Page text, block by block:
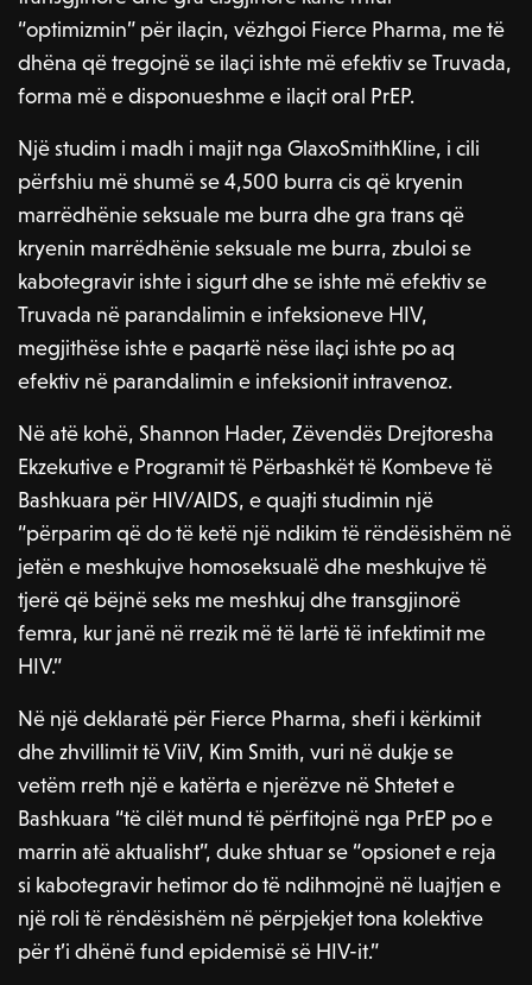
“optimizmin” për ilaçin, vëzhgoi Fierce Pharma, me të
dhëna që tregojnë se ilaçi ishte më efektiv se Truvada,
forma më e disponueshme e ilaçit oral PrEP.
Një studim i madh i majit nga GlaxoSmithKline, i cili
përfshiu më shumë se 4,500 burra cis që kryenin
marrëdhënie seksuale me burra dhe gra trans që
kryenin marrëdhënie seksuale me burra, zbuloi se
kabotegravir ishte i sigurt dhe se ishte më efektiv se
Truvada në parandalimin e infeksioneve HIV,
megjithëse ishte e paqartë nëse ilaçi ishte po aq
efektiv në parandalimin e infeksionit intravenoz.
Në atë kohë, Shannon Hader, Zëvendës Drejtoresha
Ekzekutive e Programit të Përbashkët të Kombeve të
Bashkuara për HIV/AIDS, e quajti studimin një
“përparim që do të ketë një ndikim të rëndësishëm në
jetën e meshkujve homoseksualë dhe meshkujve të
tjerë që bëjnë seks me meshkuj dhe transgjinorë
femra, kur janë në rrezik më të lartë të infektimit me
HIV.”
Në një deklaratë për Fierce Pharma, shefi i kërkimit
dhe zhvillimit të ViiV, Kim Smith, vuri në dukje se
vetëm rreth një e katërta e njerëzve në Shtetet e
Bashkuara “të cilët mund të përfitojnë nga PrEP po e
marrin atë aktualisht”, duke shtuar se “opsionet e reja
si kabotegravir hetimor do të ndihmojnë në luajtjen e
një roli të rëndësishëm në përpjekjet tona kolektive
për t’i dhënë fund epidemisë së HIV-it.”